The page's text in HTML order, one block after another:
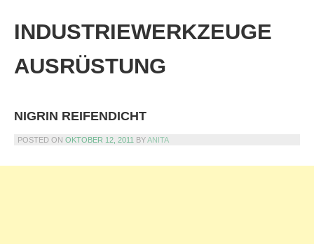
content
INDUSTRIEWERKZEUGE
AUSRÜSTUNG
NIGRIN REIFENDICHT
POSTED ON OKTOBER 12, 2011 BYANITA